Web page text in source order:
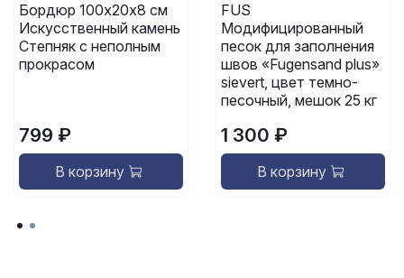
Бордюр 100х20х8 см
Искусственный камень
Степняк с неполным
прокрасом
799 ₽
В корзину
FUS
Модифицированный
песок для заполнения
швов «Fugensand plus»
sievert, цвет темно-
песочный, мешок 25 кг
1 300 ₽
В корзину